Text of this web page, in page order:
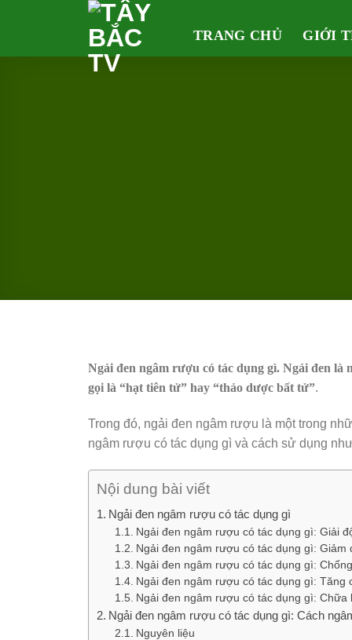
TRANG CHỦ GIỚI
Ngải đen ngâm rượu có tác dụng gì. Ngải đen
gọi là “hạt tiên tử” hay “thảo dược bất tử”.
Trong đó, ngải đen ngâm rượu là một trong
ngâm rượu có tác dụng gì và cách sử dụng
Nội dung bài viết
Ngải đen ngâm rượu có tác dụng gì
Ngải đen ngâm rượu có tác dụng gì: Giải
Ngải đen ngâm rượu có tác dụng gì: Giảm
Ngải đen ngâm rượu có tác dụng gì:
Ngải đen ngâm rượu có tác dụng gì: Tăng
Ngải đen ngâm rượu có tác dụng gì: Chữa
Ngải đen ngâm rượu có tác dụng gì: Cách
Nguyên liệu